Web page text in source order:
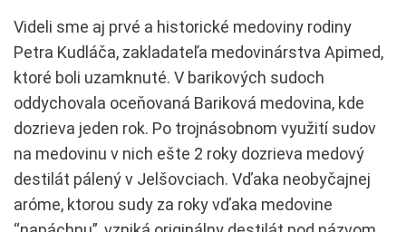
Videli sme aj prvé a historické medoviny rodiny
Petra Kudláča, zakladateľa medovinárstva Apimed,
ktoré boli uzamknuté. V barikových sudoch
oddychovala oceňovaná Bariková medovina, kde
dozrieva jeden rok. Po trojnásobnom využití sudov
na medovinu v nich ešte 2 roky dozrieva medový
destilát pálený v Jelšovciach. Vďaka neobyčajnej
aróme, ktorou sudy za roky vďaka medovine